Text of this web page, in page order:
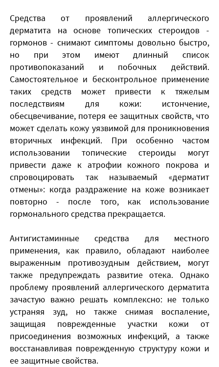
Средства от проявлений аллергического
дерматита на основе топических стероидов -
гормонов - снимают симптомы довольно быстро,
но при этом имеют длинный список
противопоказаний и побочных действий.
Самостоятельное и бесконтрольное применение
таких средств может привести к тяжелым
последствиям для кожи: истончение,
обесцвечивание, потеря ее защитных свойств, что
может сделать кожу уязвимой для проникновения
вторичных инфекций. При особенно частом
использовании топические стероиды могут
привести даже к атрофии кожного покрова и
спровоцировать так называемый «дерматит
отмены»: когда раздражение на коже возникает
повторно - после того, как использование
гормонального средства прекращается.
Антигистаминные средства для местного
применения, как правило, обладают наиболее
выраженным противозудным действием, могут
также предупреждать развитие отека. Однако
проблему проявлений аллергического дерматита
зачастую важно решать комплексно: не только
устраняя зуд, но также снимая воспаление,
защищая поврежденные участки кожи от
присоединения возможных инфекций, а также
восстанавливая поврежденную структуру кожи и
ее защитные свойства.